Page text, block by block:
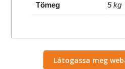
Tömeg 5 kg
Látogassa meg